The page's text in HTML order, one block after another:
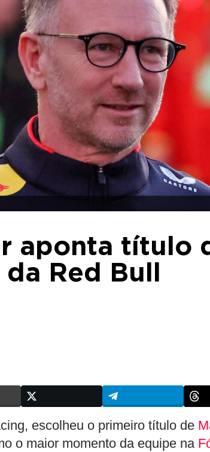
aponta título
Red Bull
escolheu o primeiro título de
o maior momento da equipe na